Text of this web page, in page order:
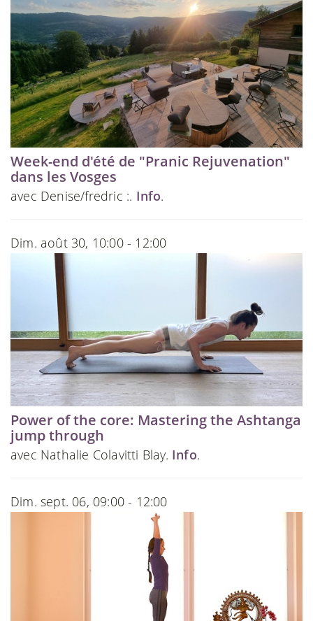
Week-end d'été de "Pranic Rejuvenation"
dans les Vosges
avec Denise/fredric :. Info.
Dim. août 30, 10:00 - 12:00
Power of the core: Mastering the Ashtanga
jump through
avec Nathalie Colavitti Blay. Info.
Dim. sept. 06, 09:00 - 12:00